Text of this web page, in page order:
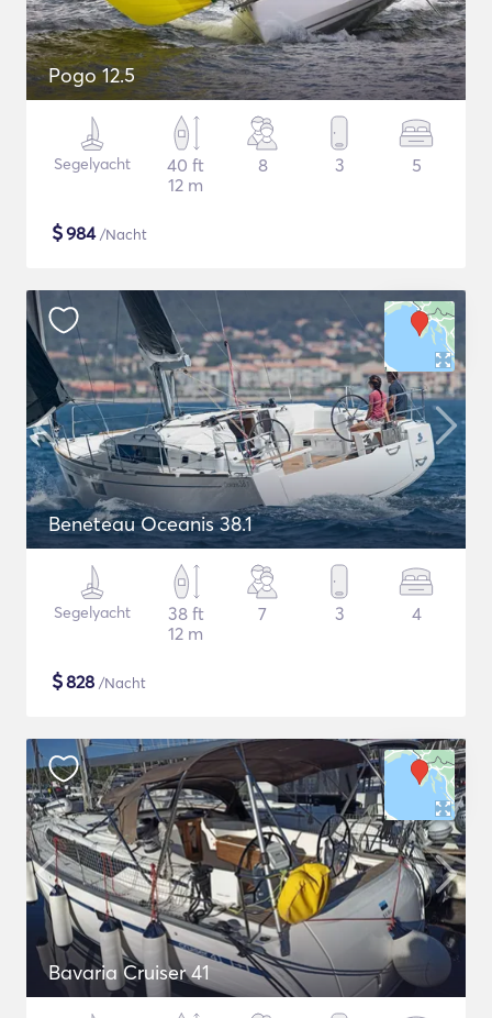
Pogo 12.5
Segelyacht
40 ft
12 m
8 3 5
$984/Nacht
Beneteau Oceanis 38.1
Segelyacht
38 ft
12 m
7 3 4
$828 /Nacht
Bavaria Cruiser 41